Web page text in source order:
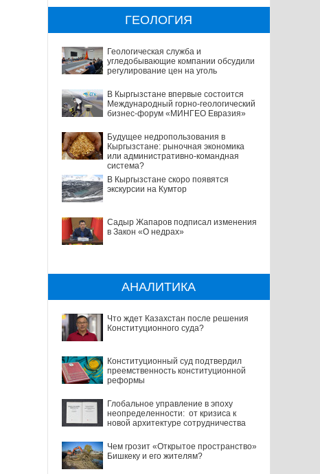
ГЕОЛОГИЯ
Геологическая служба и
угледобывающие компании обсудили
регулирование цен на уголь
В Кыргызстане впервые состоится
Международный горно-геологический
бизнес-форум «МИНГЕО Евразия»
Будущее недропользования в
Кыргызстане: рыночная экономика
или административно-командная
система?
В Кыргызстане скоро появятся
экскурсии на Кумтор
Садыр Жапаров подписал изменения
в Закон «О недрах»
АНАЛИТИКА
Что ждет Казахстан после решения
Конституционного суда?
Конституционный суд подтвердил
преемственность конституционной
реформы
Глобальное управление в эпоху
неопределенности: от кризиса к
новой архитектуре сотрудничества
Чем грозит «Открытое пространство»
Бишкеку и его жителям?